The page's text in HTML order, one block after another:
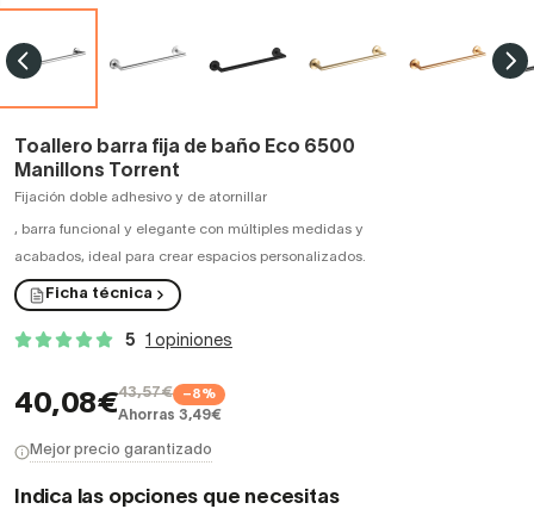
Toallero barra fija de baño Eco 6500
Manillons Torrent
Fijación doble adhesivo y de atornillar
, barra funcional y elegante con múltiples medidas y
acabados, ideal para crear espacios personalizados.
Ficha técnica
5 1 opiniones
40,08€43,57€ −8%
Ahorras 3,49€
Mejor precio garantizado
Indica las opciones que necesitas